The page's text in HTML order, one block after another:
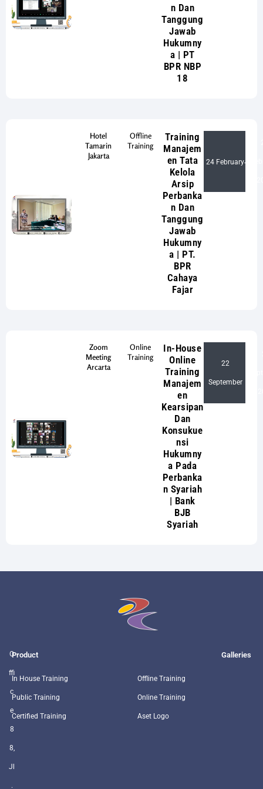
n Dan
Tanggung
Jawab
Hukumny
a | PT
BPR NBP
18
Hotel
Tamarin
Jakarta
Offline
Training
Training
Manajem
en Tata
Kelola
Arsip
Perbanka
n Dan
Tanggung
Jawab
Hukumny
a | PT.
BPR
Cahaya
Fajar
24 February-
Zoom
Meeting
Arcarta
Online
Training
In-House
Online
Training
Manajem
en
Kearsipan
Dan
Konsukue
nsi
Hukumny
a Pada
Perbanka
n Syariah
| Bank
BJB
Syariah
22
September
O
ffi
c
e
8
8,
Jl
.
Product
In House Training
Public Training
Certified Training
Galleries
Offline Training
Online Training
Aset Logo